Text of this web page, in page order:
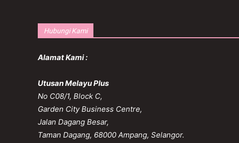
Hubungi Kami
Alamat Kami :
Utusan Melayu Plus
No C08/1, Block C,
Garden City Business Centre,
Jalan Dagang Besar,
Taman Dagang, 68000 Ampang, Selangor.